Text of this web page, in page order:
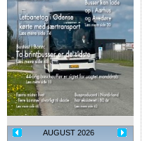
AUGUST 2026